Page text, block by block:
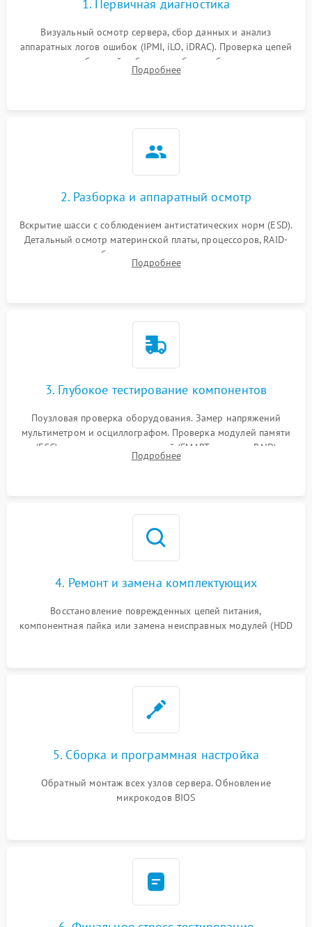
1. Первичная диагностика
Визуальный осмотр сервера, сбор данных и анализ
аппаратных логов ошибок (IPMI, iLO, iDRAC). Проверка цепей
питания и базовой работоспособности без вскрытия
корпуса для быстрой локализации сбоя.
Подробнее
2. Разборка и аппаратный осмотр
Вскрытие шасси с соблюдением антистатических норм (ESD).
Детальный осмотр материнской платы, процессоров, RAID-
контроллеров и блоков питания на наличие термических
повреждений, прогаров или окислений.
Подробнее
3. Глубокое тестирование компонентов
Поузловая проверка оборудования. Замер напряжений
мультиметром и осциллографом. Проверка модулей памяти
(ECC) и состояния накопителей (SMART, массивы RAID)
специализированными диагностическими утилитами.
Подробнее
4. Ремонт и замена комплектующих
Восстановление поврежденных цепей питания,
компонентная пайка или замена неисправных модулей (HDD
5. Сборка и программная настройка
Обратный монтаж всех узлов сервера. Обновление
микрокодов BIOS